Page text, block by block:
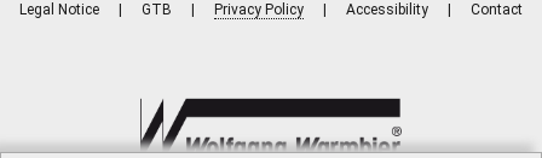
Legal Notice GTB Privacy Policy Accessibility Contact